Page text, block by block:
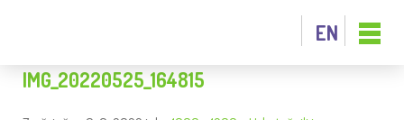
EN
IMG_20220525_164815